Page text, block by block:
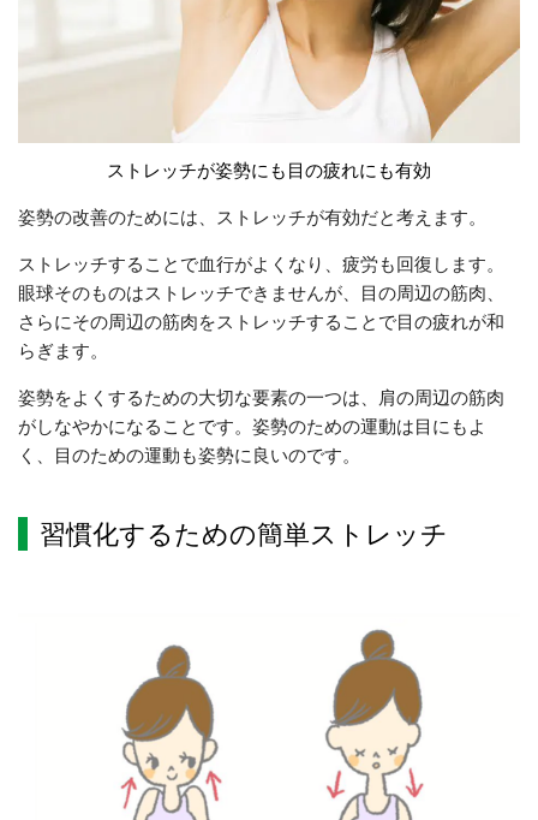
ストレッチが姿勢にも目の疲れにも有効
姿勢の改善のためには、ストレッチが有効だと考えます。
ストレッチすることで血行がよくなり、疲労も回復します。
眼球そのものはストレッチできませんが、目の周辺の筋肉、
さらにその周辺の筋肉をストレッチすることで目の疲れが和
らぎます。
姿勢をよくするための大切な要素の一つは、肩の周辺の筋肉
がしなやかになることです。姿勢のための運動は目にもよ
く、目のための運動も姿勢に良いのです。
習慣化するための簡単ストレッチ